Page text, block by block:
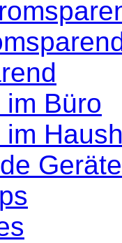
Büro
Geräte